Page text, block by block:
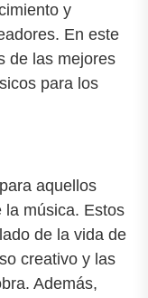
y
En este
de las mejores
para los
aquellos
la música. Estos
de la vida de
creativo y las
Además,